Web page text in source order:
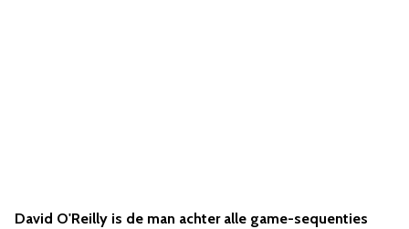
David O'Reilly is de man achter alle game-sequenties